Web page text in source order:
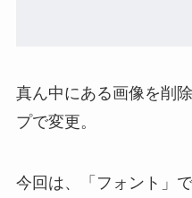
真ん中にある画像を削
プで変更。
今回は、「フォント」